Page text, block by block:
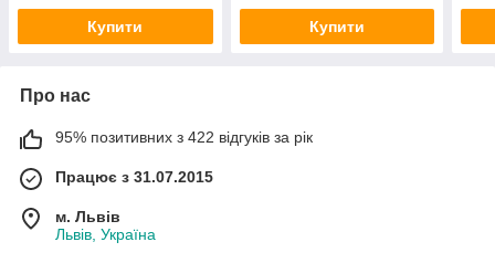
Купити Купити
Про нас
95% позитивних з 422 відгуків за рік
Працює з 31.07.2015
м. Львів
Львів, Україна